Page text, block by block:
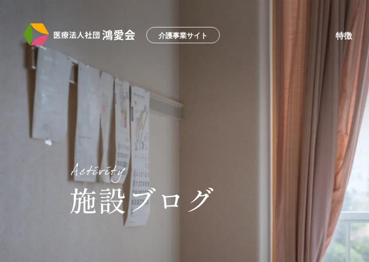
介護事業サイト 特徴
施設ブログ